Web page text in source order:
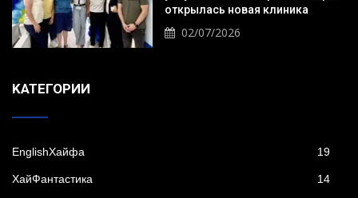
открылась новая клиника
02/07/2026
KАТЕГОРИИ
EnglishХайфа 19
XайФантастика 14